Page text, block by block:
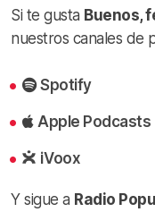
Si te gusta Buenos,
nuestros canales de
Spotify
Apple Podcasts
iVoox
Y sigue a Radio